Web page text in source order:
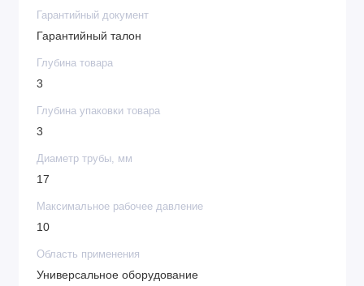
Гарантийный документ
Гарантийный талон
Глубина товара
3
Глубина упаковки товара
3
Диаметр трубы, мм
17
Максимальное рабочее давление
10
Область применения
Универсальное оборудование